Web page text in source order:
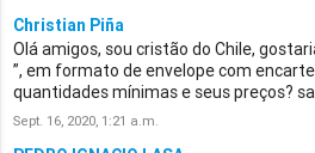
Christian Piña
Olá amigos, sou cristão do Chile,
”, em formato de envelope com
quantidades mínimas e seus preços?
Sept. 16, 2020, 1:21 a.m.